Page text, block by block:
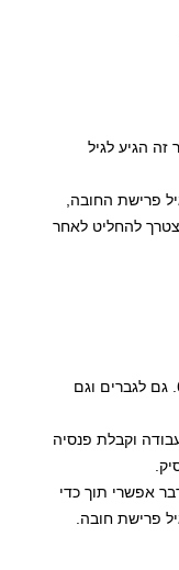
הגיע לגיל
פרישת החובה,
להחליט לאחר
גיל הפרישה המוקדמת במדינת ישראל הוא 60. גם לגברים וגם
וקבלת פנסיה
אפשרי תוך כדי
פרישת חובה.